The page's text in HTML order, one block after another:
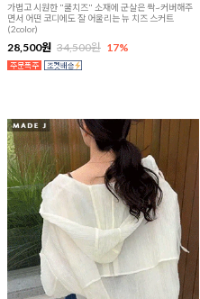
가볍고 시원한 "쿨치즈" 소재에 군살은 싹~커버해주
면서 어떤 코디에도 잘 어울리는 뉴 치즈 스커트
(2color)
28,500원 34,500원 17%